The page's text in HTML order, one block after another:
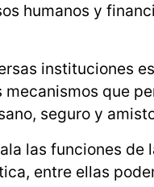
humanos y
instituciones
que
seguro y
las funciones
entre ellas